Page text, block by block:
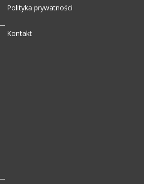
Polityka prywatności
Kontakt